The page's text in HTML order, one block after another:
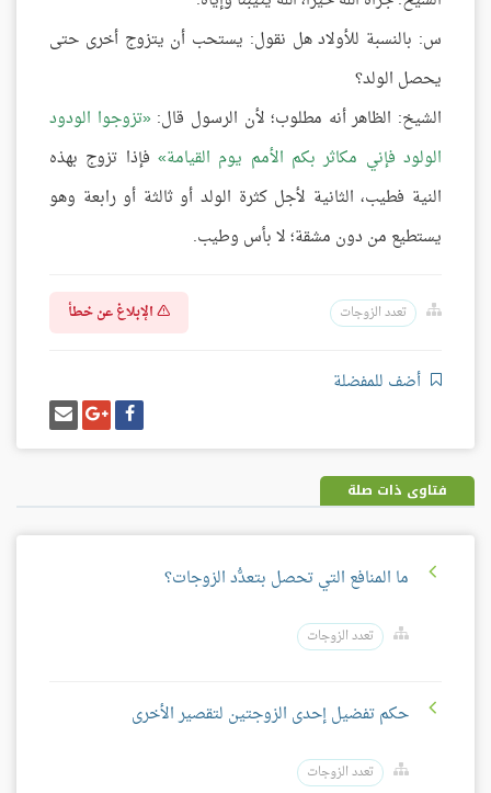
س: بالنسبة للأولاد هل نقول: يستحب أن يتزوج أخرى حتى
يحصل الولد؟
الشيخ: الظاهر أنه مطلوب؛ لأن الرسول قال: تزوجوا الودود
الولود فإني مكاثر بكم الأمم يوم القيامة
فإذا تزوج بهذه
النية فطيب، الثانية لأجل كثرة الولد أو ثالثة أو رابعة وهو
يستطيع من دون مشقة؛ لا بأس وطيب.
تعدد الزوجات الإبلاغ عن خطأ
أضف للمفضلة
شارك
على
فيسبوك
شارك
على
غوغل
بلس
إرسل
إيميل
فتاوى ذات صلة
ما المنافع التي تحصل بتعدُّد الزوجات؟
تعدد الزوجات
حكم تفضيل إحدى الزوجتين لتقصير الأخرى
تعدد الزوجات